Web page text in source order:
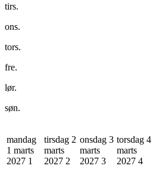
tirs.
ons.
tors.
fre.
lør.
søn.
mandag
1 marts
2027 1
tirsdag 2
marts
2027 2
onsdag 3
marts
2027 3
torsdag 4
marts
2027 4